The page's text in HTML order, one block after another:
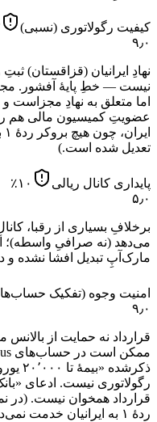
کیفیت رگولاتوری (نسبی)
۹٫۰
نهادِ ایرانیان (قزاقستان)
اما متعلق به نهادِ مجزاست
عضویتِ کمیسیون مالی هم
تعدیل شده است.)
پایداری کانال ریالی ۱۰٪
۵٫۰
برخلافِ بسیاری از رقبا،
می‌دهد (نه صرافیِ واسطه)؛
مارک‌آپِ تبدیل افشا نشده و
امنیت وجوه (تفکیک
۹٫۰
قرارداد نه حمایت از
رگولاتوری نیست. ادعای
قرارداد همخوان نیست. (در
ردهٔ ۱ به ایرانیان خدمت نمی‌دهد، این معیار تعدیل شده است.)